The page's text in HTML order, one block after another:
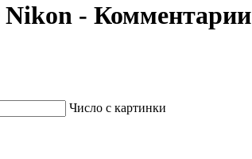
- Комментарии
Число с картинки